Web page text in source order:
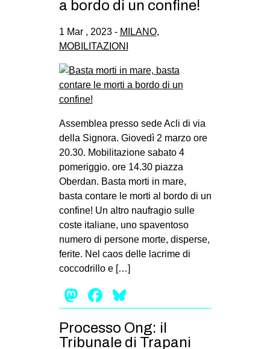
a bordo di un confine!
1 Mar , 2023 - MILANO,
MOBILITAZIONI
Assemblea presso sede Acli di via
della Signora. Giovedì 2 marzo ore
20.30. Mobilitazione sabato 4
pomeriggio. ore 14.30 piazza
Oberdan. Basta morti in mare,
basta contare le morti al bordo di un
confine! Un altro naufragio sulle
coste italiane, uno spaventoso
numero di persone morte, disperse,
ferite. Nel caos delle lacrime di
coccodrillo e […]
Mastodon
Facebook
Processo Ong: il
Tribunale di Trapani